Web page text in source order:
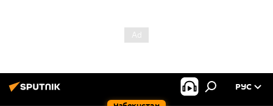
РУС